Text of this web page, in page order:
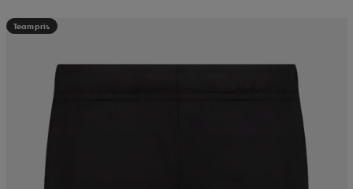
Teampris